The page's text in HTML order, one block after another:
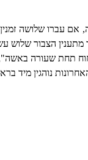
אם עברו שלושה
מתענין הצבור
תחת שעורה באשה",
נוהגין מיד